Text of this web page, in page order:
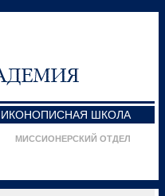
ИКОНОПИСНАЯ ШКОЛА
МИССИОНЕРСКИЙ ОТДЕЛ